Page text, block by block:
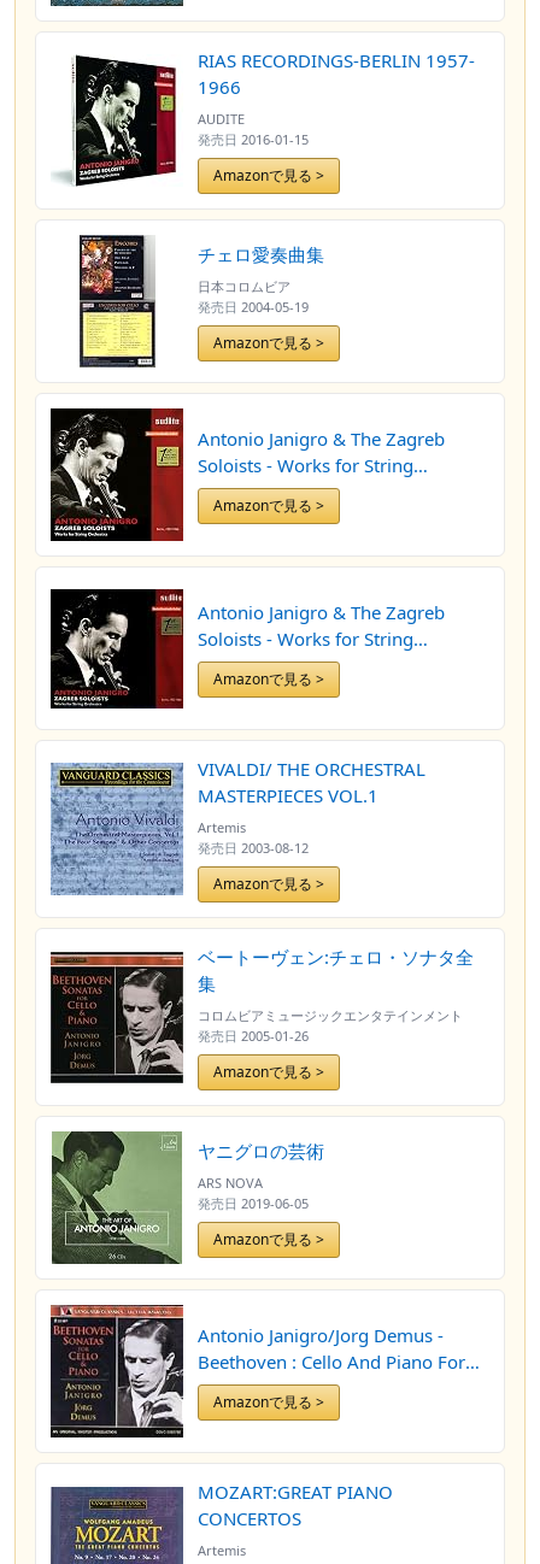
RIAS RECORDINGS-BERLIN 1957-
1966
AUDITE
発売日 2016-01-15
Amazonで見る >
チェロ愛奏曲集
日本コロムビア
発売日 2004-05-19
Amazonで見る >
Antonio Janigro & The Zagreb
Soloists - Works for String
Orchestra by The Zagreb Soloists
Amazonで見る >
Antonio Janigro & The Zagreb
Soloists - Works for String
Orchestra by The Zagreb Soloists
Amazonで見る >
VIVALDI/ THE ORCHESTRAL
MASTERPIECES VOL.1
Artemis
発売日 2003-08-12
Amazonで見る >
ベートーヴェン:チェロ・ソナタ全
集
コロムビアミュージックエンタテインメント
発売日 2005-01-26
Amazonで見る >
ヤニグロの芸術
ARS NOVA
発売日 2019-06-05
Amazonで見る >
Antonio Janigro/Jorg Demus -
Beethoven : Cello And Piano For
Sonatas (2CD)
Amazonで見る >
MOZART:GREAT PIANO
CONCERTOS
Artemis